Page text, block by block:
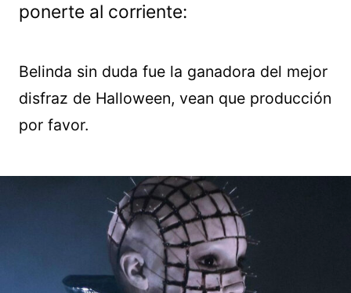
ponerte al corriente:
Belinda sin duda fue la ganadora del mejor
disfraz de Halloween, vean que producción
por favor.